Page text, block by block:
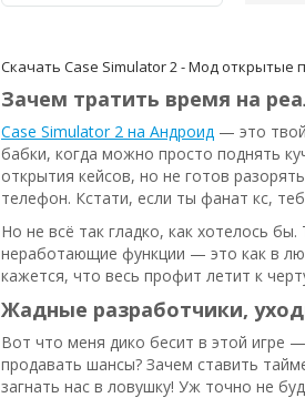
Скачать Case Simulator 2 - Мод открытые
Зачем тратить время на
Case Simulator 2 на Андроид — это
бабки, когда можно просто поднять
открытия кейсов, но не готов
телефон. Кстати, если ты фанат кс,
Но не всё так гладко, как хотелось
неработающие функции — это как в
кажется, что весь профит летит к
Жадные разработчики,
Вот что меня дико бесит в этой игре
продавать шансы? Зачем ставить
загнать нас в ловушку! Уж точно не